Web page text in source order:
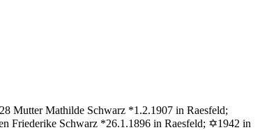
Mutter Mathilde Schwarz *1.2.1907 in Raesfeld;
Friederike Schwarz *26.1.1896 in Raesfeld; ✡1942 in